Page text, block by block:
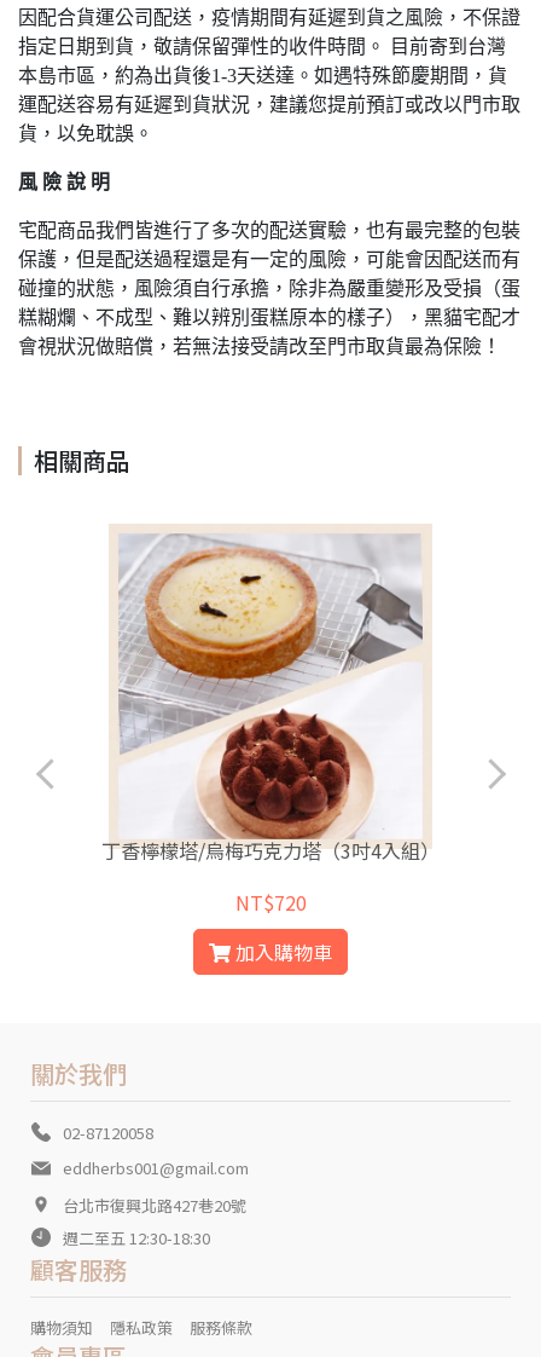
因配合貨運公司配送，疫情期間有延遲到貨之風險，不保證
指定日期到貨，敬請保留彈性的收件時間。 目前寄到台灣
本島市區，約為出貨後1-3天送達。如遇特殊節慶期間，貨
運配送容易有延遲到貨狀況，建議您提前預訂或改以門市取
貨，以免耽誤。
風 險 說 明
宅配商品我們皆進行了多次的配送實驗，也有最完整的包裝
保護，但是配送過程還是有一定的風險，可能會因配送而有
碰撞的狀態，風險須自行承擔，除非為嚴重變形及受損（蛋
糕糊爛、不成型、難以辨別蛋糕原本的樣子），黑貓宅配才
會視狀況做賠償，若無法接受請改至門市取貨最為保險！
相關商品
丁香檸檬塔/烏梅巧克力塔（3吋4入組）
NT$720
加入購物車
關於我們
02-87120058
eddherbs001@gmail.com
台北市復興北路427巷20號
週二至五 12:30-18:30
顧客服務
購物須知 隱私政策 服務條款